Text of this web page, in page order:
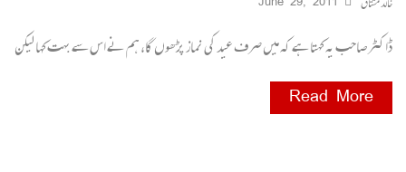
ڈاکٹر صاحب یہ کہتا ہے کہ میں صرف عید کی نماز پڑھوں گا، ہم نے اس سے بہت کہا لیکن
Read More